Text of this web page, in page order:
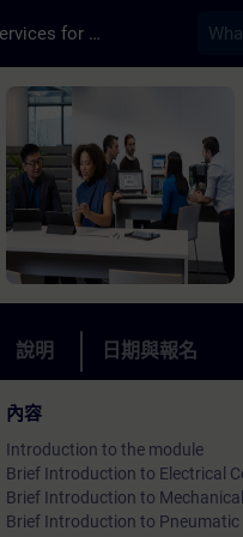
Training Services for Digital Industries
課程 - Online
說明 日期與報名
內容
Introduction to the module
Brief Introduction to Electrical
Brief Introduction to
Brief Introduction to Pneumatic